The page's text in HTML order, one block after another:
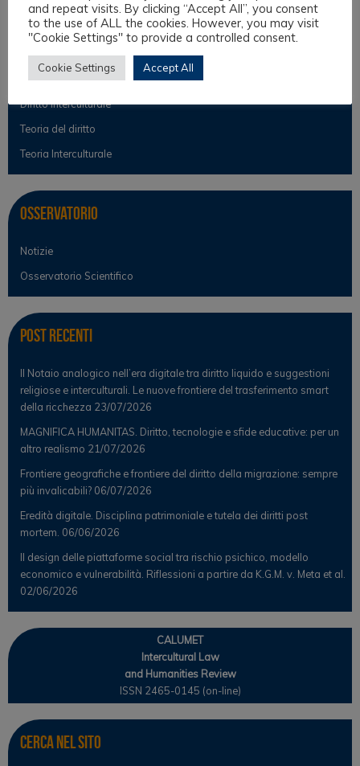
Antropologia Giuridica
Culture filosofiche e filosofia del diritto
Diritto e Religione
Diritto Interculturale
Teoria del diritto
Teoria Interculturale
Osservatorio
Notizie
Osservatorio Scientifico
Post Recenti
Il Notaio analogico nell’era digitale tra diritto liquido e suggestioni
religiose e interculturali. Le nuove frontiere del trasferimento smart
della ricchezza 23/07/2026
MAGNIFICA HUMANITAS. Diritto, tecnologie e sfide educative: per un
altro realismo 21/07/2026
Frontiere geografiche e frontiere del diritto della migrazione: sempre
più invalicabili? 06/07/2026
Eredità digitale. Disciplina patrimoniale e tutela dei diritti post
mortem. 06/06/2026
Il design delle piattaforme social tra rischio psichico, modello
economico e vulnerabilità. Riflessioni a partire da K.G.M. v. Meta et al.
02/06/2026
CALUMET
Intercultural Law
and Humanities Review
ISSN 2465-0145 (on-line)
Cerca nel sito
and repeat visits. By clicking “Accept All”, you consent
to the use of ALL the cookies. However, you may visit
"Cookie Settings" to provide a controlled consent.
Cookie Settings Accept All